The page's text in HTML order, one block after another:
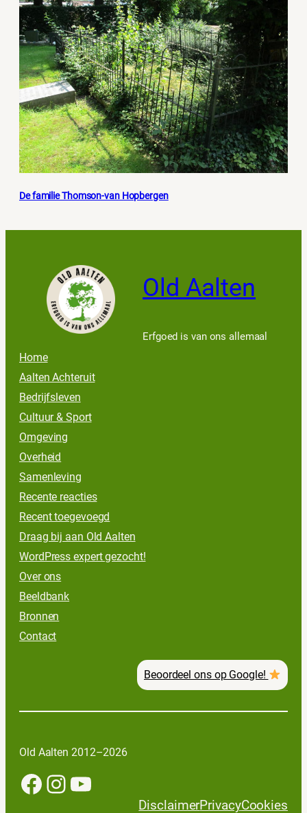
De familie Thomson-van Hopbergen
Old Aalten
Erfgoed is van ons allemaal
Home
Aalten Achteruit
Bedrijfsleven
Cultuur & Sport
Omgeving
Overheid
Samenleving
Recente reacties
Recent toegevoegd
Draag bij aan Old Aalten
WordPress expert gezocht!
Over ons
Beeldbank
Bronnen
Contact
Beoordeel ons op Google!
Old Aalten 2012–2026
Facebook InstagramYouTube
DisclaimerPrivacyCookies